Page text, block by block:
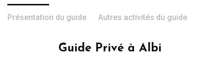
Présentation du guide Autres activités du guide
Guide Privé à Albi